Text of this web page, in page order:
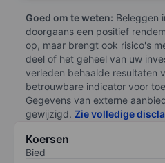
Goed om te weten: Beleggen
doorgaans een positief
op, maar brengt ook risico's
deel of het geheel van uw
verleden behaalde resultaten
betrouwbare indicator voor
Gegevens van externe
gewijzigd. Zie volledige
Koersen
Bied